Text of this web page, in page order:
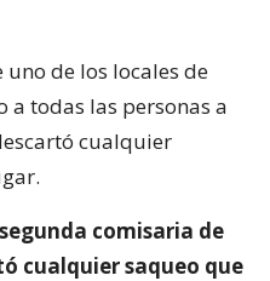
de los locales de
a todas las personas a
cualquier
comisaria de
cualquier saqueo que